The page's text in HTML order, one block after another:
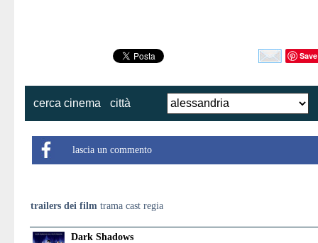
Save
cerca cinema città
lascia un commento
trailers dei film trama cast regia
Dark Shadows